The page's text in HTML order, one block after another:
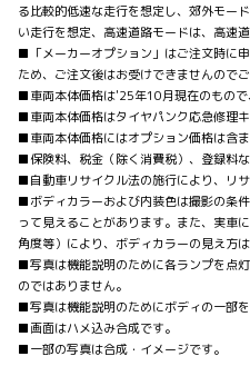
る比較的低速な走行を想定し、郊外モー
い走行を想定、高速道路モードは、高速
■「メーカーオプション」はご注文時に
ため、ご注文後はお受けできませんのでご
■車両本体価格は'25年10月現在のもので
■車両本体価格はタイヤパンク応急修理キ
■車両本体価格にはオプション価格は含ま
■保険料、税金（除く消費税）、登録料
■自動車リサイクル法の施行により、リ
■ボディカラーおよび内装色は撮影の条
って見えることがあります。また、実車
角度等）により、ボディカラーの見え方は
■写真は機能説明のために各ランプを点
のではありません。
■写真は機能説明のためにボディの一部
■画面はハメ込み合成です。
■一部の写真は合成・イメージです。